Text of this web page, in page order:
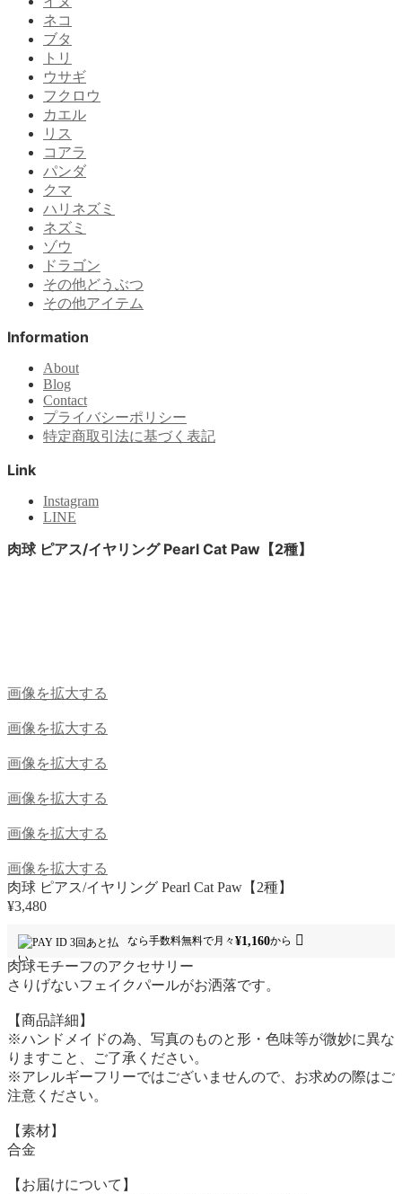
ネコ
ブタ
トリ
ウサギ
フクロウ
カエル
リス
コアラ
パンダ
クマ
ハリネズミ
ネズミ
ゾウ
ドラゴン
その他どうぶつ
その他アイテム
Information
About
Blog
Contact
プライバシーポリシー
特定商取引法に基づく表記
Link
Instagram
LINE
肉球 ピアス/イヤリング Pearl Cat Paw【2種】
画像を拡大する
画像を拡大する
画像を拡大する
画像を拡大する
画像を拡大する
画像を拡大する
肉球 ピアス/イヤリング Pearl Cat Paw【2種】
¥3,480
なら手数料無料で月々¥1,160から
肉球モチーフのアクセサリー
さりげないフェイクパールがお洒落です。
【商品詳細】
※ハンドメイドの為、写真のものと形・色味等が微妙に異な
りますこと、ご了承ください。
※アレルギーフリーではございませんので、お求めの際はご
注意ください。
【素材】
合金
【お届けについて】